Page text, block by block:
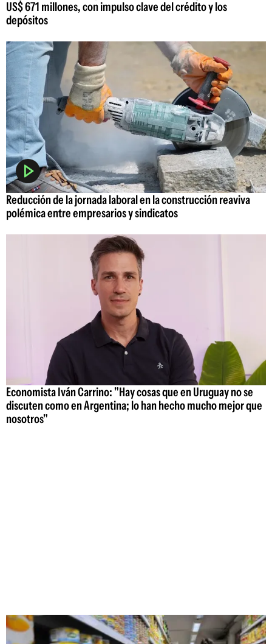
US$ 671 millones, con impulso clave del crédito y los
depósitos
Reducción de la jornada laboral en la construcción reaviva
polémica entre empresarios y sindicatos
Economista Iván Carrino: "Hay cosas que en Uruguay no se
discuten como en Argentina; lo han hecho mucho mejor que
nosotros"